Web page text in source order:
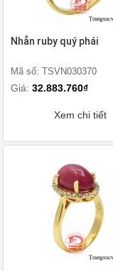
Nhẫn ruby quý phái
Mã số: TSVN030370
Giá: 32.883.760₫
Xem chi tiết